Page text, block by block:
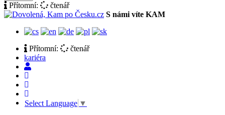
Přítomní:
čtenář
S námi víte KAM
Přítomní:
čtenář
kariéra
Select Language ▼